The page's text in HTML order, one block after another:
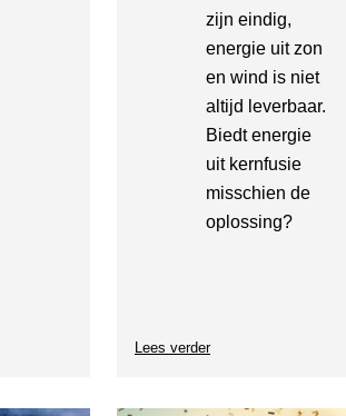
zijn eindig,
energie uit zon
en wind is niet
altijd leverbaar.
Biedt energie
uit kernfusie
misschien de
oplossing?
Lees verderover